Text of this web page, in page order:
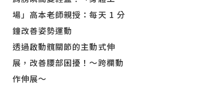
場」高本老師親授：每天 1 分
鐘改善姿勢運動
透過啟動髖關節的主動式伸
展，改善腰部困擾！～跨欄動
作伸展～